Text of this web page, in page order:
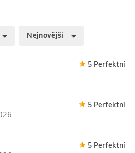
Nejnovější
5 Perfektní
5 Perfektní
5 Perfektní